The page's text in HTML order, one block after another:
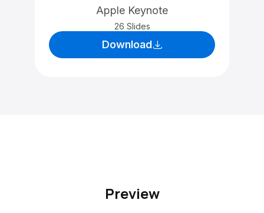
Apple Keynote
26 Slides
Download
Preview